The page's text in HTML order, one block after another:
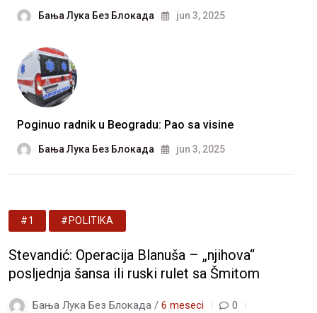
Бања Лука Без Блокада jun 3, 2025
Poginuo radnik u Beogradu: Pao sa visine
Бања Лука Без Блокада jun 3, 2025
#1 #POLITIKA
Stevandić: Operacija Blanuša – „njihova“
posljednja šansa ili ruski rulet sa Šmitom
Бања Лука Без Блокада / 6 meseci
0